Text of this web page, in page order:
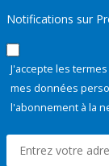
Notifications sur
J'accepte les
mes données
l'abonnement à la